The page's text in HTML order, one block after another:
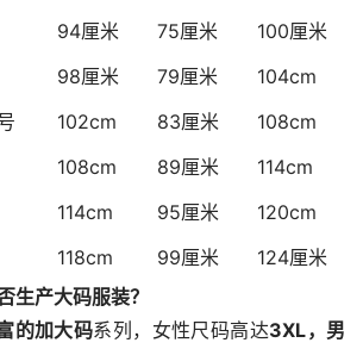
94厘米 75厘米
100厘米
98厘米 79厘米
104cm
102cm 83厘米
108cm
108cm 89厘米
114cm
114cm 95厘米
120cm
118cm 99厘米
124厘米
生产大码服装？
的加大码系列，女性尺码高达3XL，男